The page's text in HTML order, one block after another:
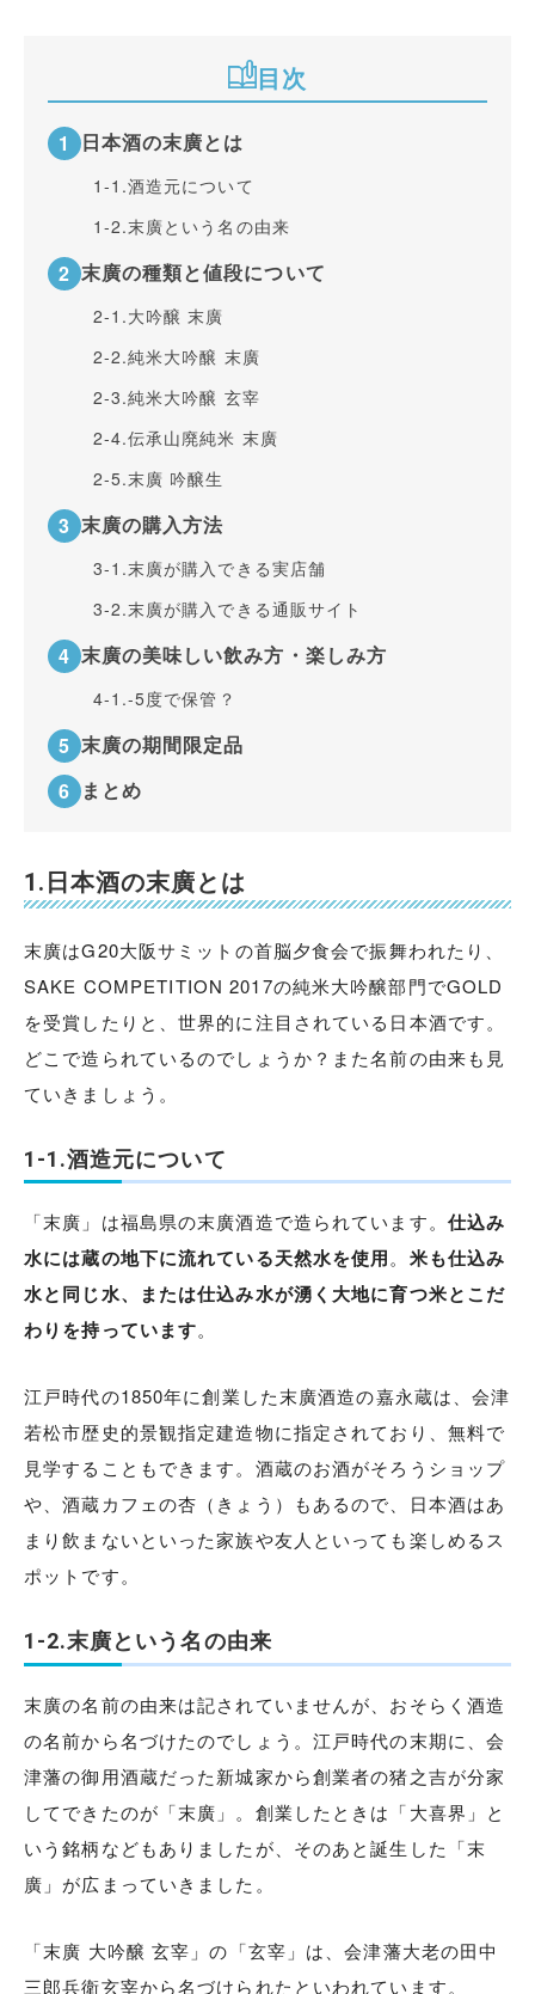
目次
日本酒の末廣とは
1-1.酒造元について
1-2.末廣という名の由来
末廣の種類と値段について
2-1.大吟醸 末廣
2-2.純米大吟醸 末廣
2-3.純米大吟醸 玄宰
2-4.伝承山廃純米 末廣
2-5.末廣 吟醸生
末廣の購入方法
3-1.末廣が購入できる実店舗
3-2.末廣が購入できる通販サイト
末廣の美味しい飲み方・楽しみ方
4-1.-5度で保管？
末廣の期間限定品
まとめ
1.日本酒の末廣とは
末廣はG20大阪サミットの首脳夕食会で振舞われたり、
SAKE COMPETITION 2017の純米大吟醸部門でGOLD
を受賞したりと、世界的に注目されている日本酒です。
どこで造られているのでしょうか？また名前の由来も見
ていきましょう。
1-1.酒造元について
「末廣」は福島県の末廣酒造で造られています。 仕込み
水には蔵の地下に流れている天然水を使用。 米も仕込み
水と同じ水、または仕込み水が湧く大地に育つ米とこだ
わりを持っています。
江戸時代の1850年に創業した末廣酒造の嘉永蔵は、会津
若松市歴史的景観指定建造物に指定されており、無料で
見学することもできます。酒蔵のお酒がそろうショップ
や、酒蔵カフェの杏（きょう）もあるので、日本酒はあ
まり飲まないといった家族や友人といっても楽しめるス
ポットです。
1-2.末廣という名の由来
末廣の名前の由来は記されていませんが、おそらく酒造
の名前から名づけたのでしょう。江戸時代の末期に、会
津藩の御用酒蔵だった新城家から創業者の猪之吉が分家
してできたのが「末廣」。創業したときは「大喜界」と
いう銘柄などもありましたが、そのあと誕生した「末
廣」が広まっていきました。
「末廣 大吟醸 玄宰」の「玄宰」は、会津藩大老の田中
三郎兵衛玄宰から名づけられたといわれています。